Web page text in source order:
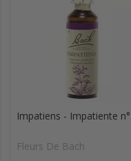
Impatiens - Impatiente
Fleurs De Bach